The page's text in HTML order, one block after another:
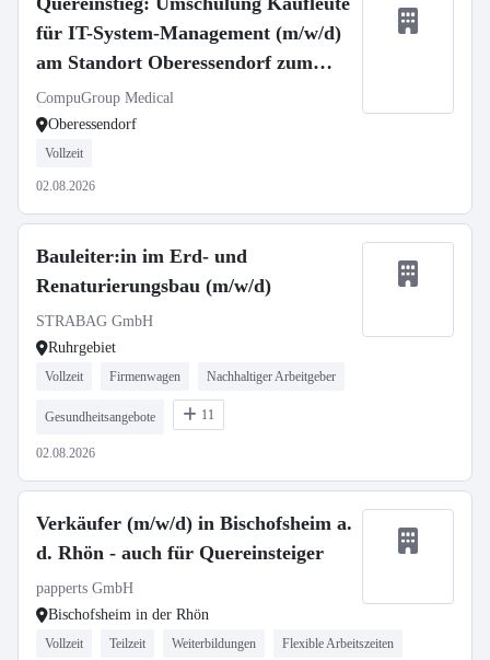
für IT-System-Management (m/w/d)
am Standort Oberessendorf zum
01.09.2026
CompuGroup Medical
Oberessendorf
Vollzeit
02.08.2026
Bauleiter:in im Erd- und
Renaturierungsbau (m/w/d)
STRABAG GmbH
Ruhrgebiet
Vollzeit Firmenwagen Nachhaltiger Arbeitgeber
Gesundheitsangebote 11
02.08.2026
Verkäufer (m/w/d) in Bischofsheim a.
d. Rhön - auch für Quereinsteiger
papperts GmbH
Bischofsheim in der Rhön
Vollzeit Teilzeit Weiterbildungen Flexible Arbeitszeiten